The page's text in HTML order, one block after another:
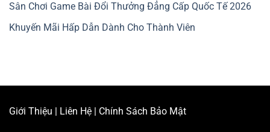
Sân Chơi Game Bài Đổi Thưởng Đẳng Cấp Quốc Tế 2026
Khuyến Mãi Hấp Dẫn Dành Cho Thành Viên
Giới Thiệu | Liên Hệ | Chính Sách Bảo Mật